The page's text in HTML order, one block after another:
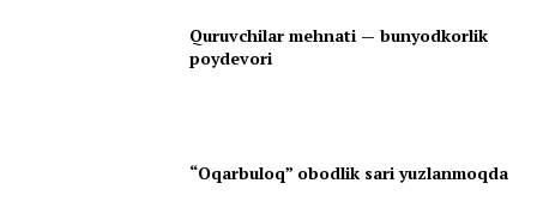
Quruvchilar mehnati — bunyodkorlik
poydevori
“Oqarbuloq” obodlik sari yuzlanmoqda